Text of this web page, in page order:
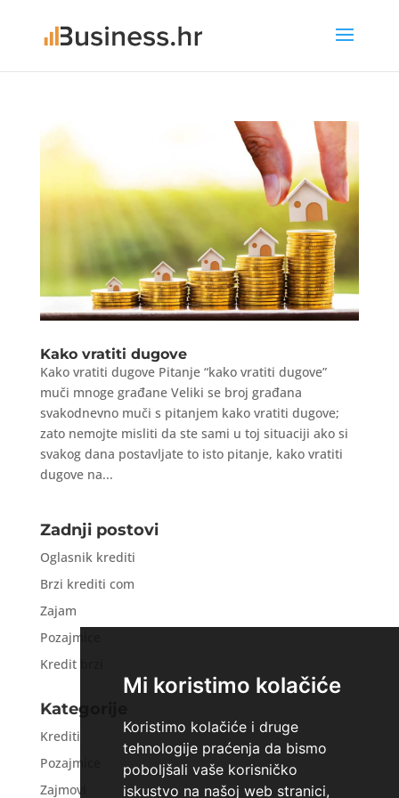
Mi koristimo kolačiće
Koristimo kolačiće i druge
tehnologije praćenja da bismo
poboljšali vaše korisničko
iskustvo na našoj web stranici,
Kako vratiti dugove
Kako vratiti dugove Pitanje “kako vratiti dugove”
muči mnoge građane Veliki se broj građana
svakodnevno muči s pitanjem kako vratiti dugove;
zato nemojte misliti da ste sami u toj situaciji ako si
svakog dana postavljate to isto pitanje, kako vratiti
dugove na...
Zadnji postovi
Oglasnik krediti
Brzi krediti com
Zajam
Pozajmice
Kredit brzi
Kategorije
Krediti
Pozajmice
Zajmovi